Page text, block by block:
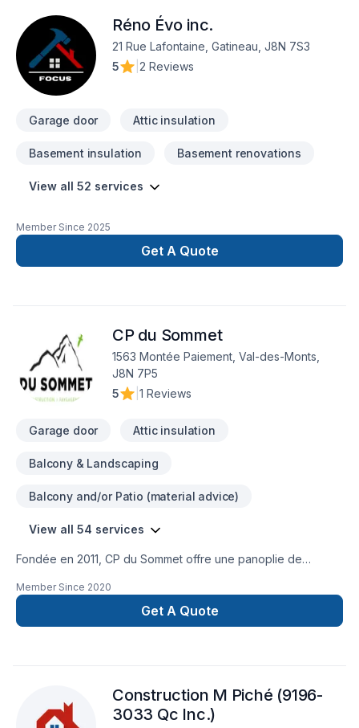
entre-toît, Isolation mur, Isolation sous-sol, Levage de maison,
Maçonnerie, Margelle, Meubles, Patio, Peinture, Plancher,
Porte de garage, Portes et fenêtres, Puit de lumière,
Rénovation générale, Revêtement extérieur, Salle de bain,
Solarium, Soudeur, Sous-sol, Tapis, Tirage de joint, Toiture.
Réno Évo inc.
21 Rue Lafontaine, Gatineau, J8N 7S3
5
2 Reviews
Garage door Attic insulation
Basement insulation Basement renovations
View all 52 services
Member Since 2025
Get A Quote
CP du Sommet
1563 Montée Paiement, Val-des-Monts,
J8N 7P5
5
1 Reviews
Garage door Attic insulation
Balcony & Landscaping
Balcony and/or Patio (material advice)
View all 54 services
Fondée en 2011, CP du Sommet offre une panoplie de
ainsi qu’en construction de maison neuve. Notre équipe
agis en tant qu’experts-conseils et peut vous aider à réaliser
l’ensemble de vos projets intérieurs et extérieurs allant de la
Member Since 2020
Get A Quote
Construction M Piché (9196-
3033 Qc Inc.)